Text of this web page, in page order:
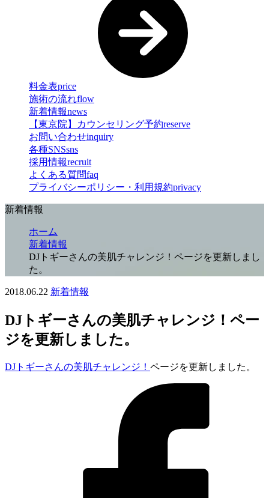
料金表price
施術の流れflow
新着情報news
【東京院】カウンセリング予約reserve
お問い合わせinquiry
各種SNSsns
採用情報recruit
よくある質問faq
プライバシーポリシー・利用規約privacy
新着情報
ホーム
新着情報
DJトギーさんの美肌チャレンジ！ページを更新しまし
た。
2018.06.22 新着情報
DJトギーさんの美肌チャレンジ！ペー
ジを更新しました。
DJトギーさんの美肌チャレンジ！ ページを更新しました。